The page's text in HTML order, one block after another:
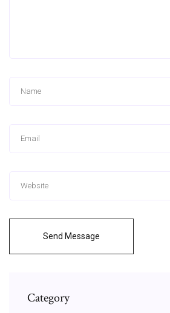
Send Message
Category